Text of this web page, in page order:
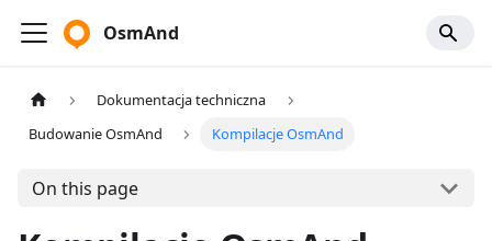
OsmAnd
Dokumentacja techniczna
Budowanie OsmAnd
Kompilacje OsmAnd
On this page